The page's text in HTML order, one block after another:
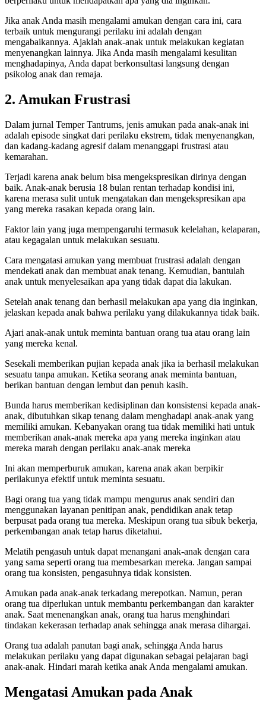
Jika anak Anda masih mengalami amukan dengan cara ini, cara
terbaik untuk mengurangi perilaku ini adalah dengan
mengabaikannya. Ajaklah anak-anak untuk melakukan kegiatan
menyenangkan lainnya. Jika Anda masih mengalami kesulitan
menghadapinya, Anda dapat berkonsultasi langsung dengan
psikolog anak dan remaja.
2. Amukan Frustrasi
Dalam jurnal Temper Tantrums, jenis amukan pada anak-anak ini
adalah episode singkat dari perilaku ekstrem, tidak menyenangkan,
dan kadang-kadang agresif dalam menanggapi frustrasi atau
kemarahan.
Terjadi karena anak belum bisa mengekspresikan dirinya dengan
baik. Anak-anak berusia 18 bulan rentan terhadap kondisi ini,
karena merasa sulit untuk mengatakan dan mengekspresikan apa
yang mereka rasakan kepada orang lain.
Faktor lain yang juga mempengaruhi termasuk kelelahan, kelaparan,
atau kegagalan untuk melakukan sesuatu.
Cara mengatasi amukan yang membuat frustrasi adalah dengan
mendekati anak dan membuat anak tenang. Kemudian, bantulah
anak untuk menyelesaikan apa yang tidak dapat dia lakukan.
Setelah anak tenang dan berhasil melakukan apa yang dia inginkan,
jelaskan kepada anak bahwa perilaku yang dilakukannya tidak baik.
Ajari anak-anak untuk meminta bantuan orang tua atau orang lain
yang mereka kenal.
Sesekali memberikan pujian kepada anak jika ia berhasil melakukan
sesuatu tanpa amukan. Ketika seorang anak meminta bantuan,
berikan bantuan dengan lembut dan penuh kasih.
Bunda harus memberikan kedisiplinan dan konsistensi kepada anak-
anak, dibutuhkan sikap tenang dalam menghadapi anak-anak yang
memiliki amukan. Kebanyakan orang tua tidak memiliki hati untuk
memberikan anak-anak mereka apa yang mereka inginkan atau
mereka marah dengan perilaku anak-anak mereka
Ini akan memperburuk amukan, karena anak akan berpikir
perilakunya efektif untuk meminta sesuatu.
Bagi orang tua yang tidak mampu mengurus anak sendiri dan
menggunakan layanan penitipan anak, pendidikan anak tetap
berpusat pada orang tua mereka. Meskipun orang tua sibuk bekerja,
perkembangan anak tetap harus diketahui.
Melatih pengasuh untuk dapat menangani anak-anak dengan cara
yang sama seperti orang tua membesarkan mereka. Jangan sampai
orang tua konsisten, pengasuhnya tidak konsisten.
Amukan pada anak-anak terkadang merepotkan. Namun, peran
orang tua diperlukan untuk membantu perkembangan dan karakter
anak. Saat menenangkan anak, orang tua harus menghindari
tindakan kekerasan terhadap anak sehingga anak merasa dihargai.
Orang tua adalah panutan bagi anak, sehingga Anda harus
melakukan perilaku yang dapat digunakan sebagai pelajaran bagi
anak-anak. Hindari marah ketika anak Anda mengalami amukan.
Mengatasi Amukan pada Anak